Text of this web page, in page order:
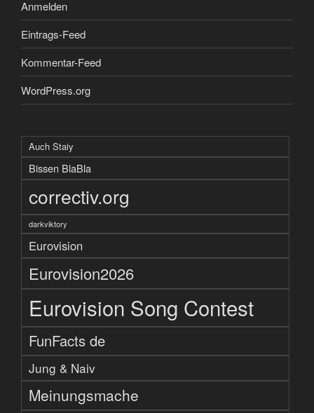
Anmelden
Eintrags-Feed
Kommentar-Feed
WordPress.org
Auch Staiy
Bissen BlaBla
correctiv.org
darkviktory
Eurovision
Eurovision2026
Eurovision Song Contest
FunFacts de
Jung & Naiv
Meinungsmache